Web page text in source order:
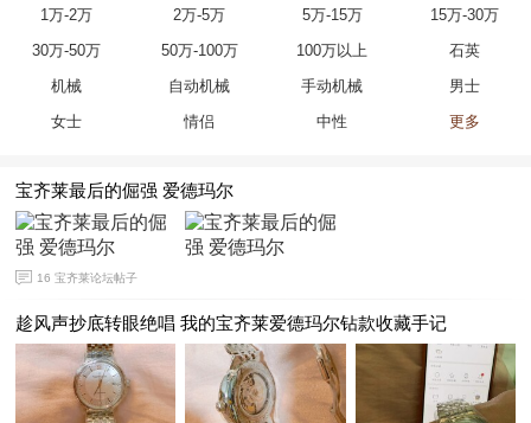
宝齐莱传承系列
00.10803.08.12.01
¥59800
宝齐莱马利龙系列
00.10919.08.53.01
¥51500
1万-2万 2万-5万 5万-15万
15万-30万
30万-50万
50万-100万 100万以上
石英
机械
自动机械 手动机械
男士
女士
情侣 中性 更多
宝齐莱最后的倔强 爱德玛尔
16 宝齐莱论坛帖子
趁风声抄底转眼绝唱 我的宝齐莱爱德玛尔钻款收藏手记